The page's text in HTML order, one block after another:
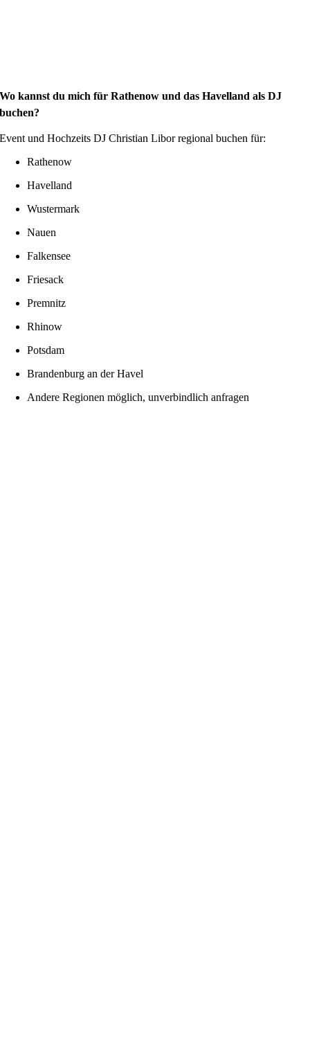
Wo kannst du mich für Rathenow und das Havelland als DJ
buchen?
Event und Hochzeits DJ Christian Libor regional buchen für:
Rathenow
Havelland
Wustermark
Nauen
Falkensee
Friesack
Premnitz
Rhinow
Potsdam
Brandenburg an der Havel
Andere Regionen möglich, unverbindlich anfragen